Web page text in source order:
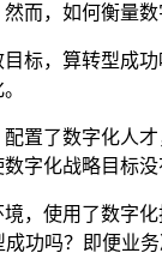
而，如何衡量数
标，算转型成
置了数字化人才
字化战略目标没
，使用了数字
功吗？即便业务